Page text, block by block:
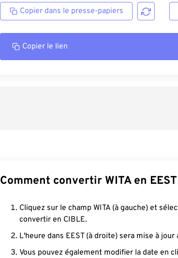
Copier dans le presse-papiers
Copier le lien
Comment convertir WITA en EEST
Cliquez sur le champ WITA (à gauche) et
convertir en CIBLE.
L'heure dans EEST (à droite) sera mise à
Vous pouvez également modifier la date en